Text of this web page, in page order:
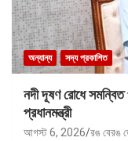
অন্যান্য সদ্য প্রকাশিত
নদী দূষণ রোধে
প্রধানমন্ত্রী
আগস্ট 6, 2026 রঙ বেরঙ